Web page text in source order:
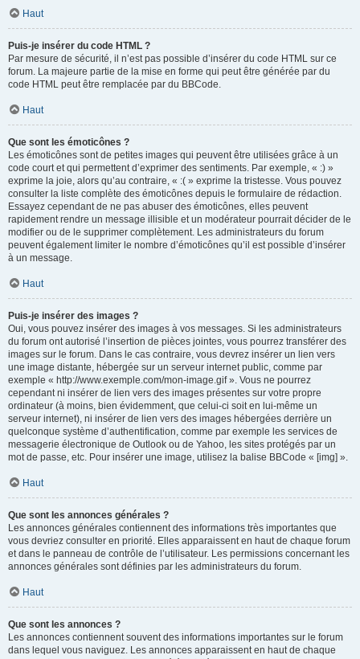
Haut
Puis-je insérer du code HTML ?
Par mesure de sécurité, il n’est pas possible d’insérer du code HTML sur ce
forum. La majeure partie de la mise en forme qui peut être générée par du
code HTML peut être remplacée par du BBCode.
Haut
Que sont les émoticônes ?
Les émoticônes sont de petites images qui peuvent être utilisées grâce à un
code court et qui permettent d’exprimer des sentiments. Par exemple, « :) »
exprime la joie, alors qu’au contraire, « :( » exprime la tristesse. Vous pouvez
consulter la liste complète des émoticônes depuis le formulaire de rédaction.
Essayez cependant de ne pas abuser des émoticônes, elles peuvent
rapidement rendre un message illisible et un modérateur pourrait décider de le
modifier ou de le supprimer complètement. Les administrateurs du forum
peuvent également limiter le nombre d’émoticônes qu’il est possible d’insérer
à un message.
Haut
Puis-je insérer des images ?
Oui, vous pouvez insérer des images à vos messages. Si les administrateurs
du forum ont autorisé l’insertion de pièces jointes, vous pourrez transférer des
images sur le forum. Dans le cas contraire, vous devrez insérer un lien vers
une image distante, hébergée sur un serveur internet public, comme par
exemple « http://www.exemple.com/mon-image.gif ». Vous ne pourrez
cependant ni insérer de lien vers des images présentes sur votre propre
ordinateur (à moins, bien évidemment, que celui-ci soit en lui-même un
serveur internet), ni insérer de lien vers des images hébergées derrière un
quelconque système d’authentification, comme par exemple les services de
messagerie électronique de Outlook ou de Yahoo, les sites protégés par un
mot de passe, etc. Pour insérer une image, utilisez la balise BBCode « [img] ».
Haut
Que sont les annonces générales ?
Les annonces générales contiennent des informations très importantes que
vous devriez consulter en priorité. Elles apparaissent en haut de chaque forum
et dans le panneau de contrôle de l’utilisateur. Les permissions concernant les
annonces générales sont définies par les administrateurs du forum.
Haut
Que sont les annonces ?
Les annonces contiennent souvent des informations importantes sur le forum
dans lequel vous naviguez. Les annonces apparaissent en haut de chaque